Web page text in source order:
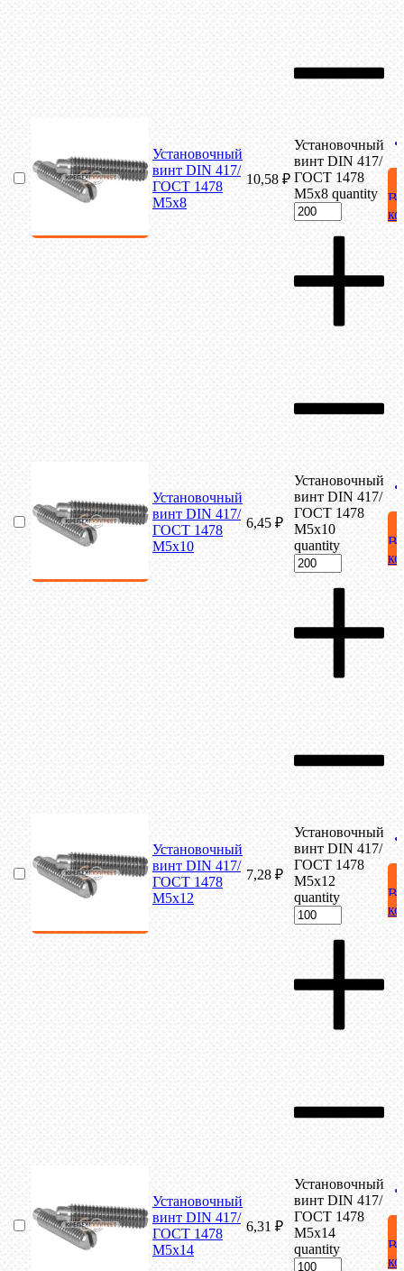
Установочный
винт DIN 417/
ГОСТ 1478
М5х8
10,58 ₽
Установочный
винт DIN 417/
ГОСТ 1478
М5х8 quantity
В
Установочный
винт DIN 417/
ГОСТ 1478
М5х10
6,45 ₽
Установочный
винт DIN 417/
ГОСТ 1478
М5х10
quantity
В
Установочный
винт DIN 417/
ГОСТ 1478
М5х12
7,28 ₽
Установочный
винт DIN 417/
ГОСТ 1478
М5х12
quantity
В
Установочный
винт DIN 417/
ГОСТ 1478
М5х14
6,31 ₽
Установочный
винт DIN 417/
ГОСТ 1478
М5х14
quantity
В